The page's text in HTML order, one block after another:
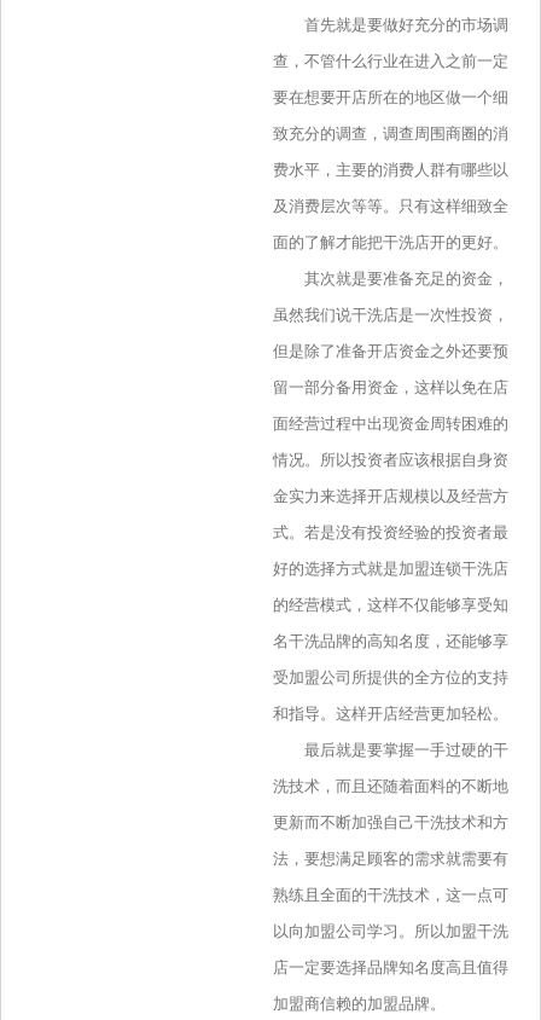
首先就是要做好充分的市场调
查，不管什么行业在进入之前一定
要在想要开店所在的地区做一个细
致充分的调查，调查周围商圈的消
费水平，主要的消费人群有哪些以
及消费层次等等。只有这样细致全
面的了解才能把干洗店开的更好。
其次就是要准备充足的资金，
虽然我们说干洗店是一次性投资，
但是除了准备开店资金之外还要预
留一部分备用资金，这样以免在店
面经营过程中出现资金周转困难的
情况。所以投资者应该根据自身资
金实力来选择开店规模以及经营方
式。若是没有投资经验的投资者最
好的选择方式就是加盟连锁干洗店
的经营模式，这样不仅能够享受知
名干洗品牌的高知名度，还能够享
受加盟公司所提供的全方位的支持
和指导。这样开店经营更加轻松。
最后就是要掌握一手过硬的干
洗技术，而且还随着面料的不断地
更新而不断加强自己干洗技术和方
法，要想满足顾客的需求就需要有
熟练且全面的干洗技术，这一点可
以向加盟公司学习。所以加盟干洗
店一定要选择品牌知名度高且值得
加盟商信赖的加盟品牌。